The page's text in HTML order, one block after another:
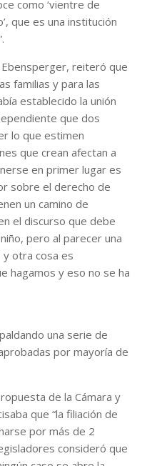
como ‘vientre de
que es una institución
reiteró que
familias y para las
establecido la unión
que dos
lo que estimen
que crean afectan a
en primer lugar es
sobre el derecho de
un camino de
el discurso que debe
pero al parecer una
otra cosa es
hagamos y eso no se ha
una serie de
por mayoría de
de la Cámara y
que “la filiación de
por más de 2
consideró que